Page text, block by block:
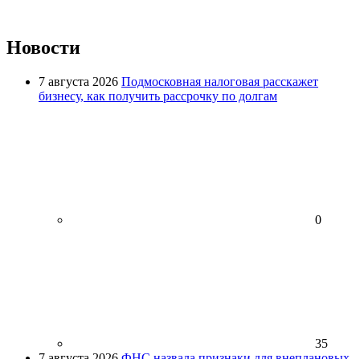
Новости
7 августа 2026 Подмосковная налоговая расскажет
бизнесу, как получить рассрочку по долгам
0
35